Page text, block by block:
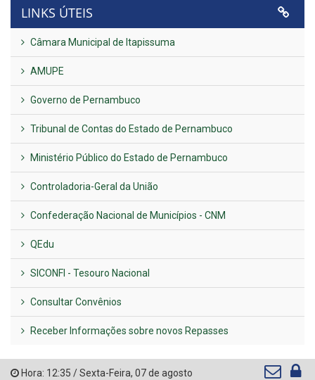
LINKS ÚTEIS
Câmara Municipal de Itapissuma
AMUPE
Governo de Pernambuco
Tribunal de Contas do Estado de Pernambuco
Ministério Público do Estado de Pernambuco
Controladoria-Geral da União
Confederação Nacional de Municípios - CNM
QEdu
SICONFI - Tesouro Nacional
Consultar Convênios
Receber Informações sobre novos Repasses
Hora: 12:35 /Sexta-Feira, 07 de agosto